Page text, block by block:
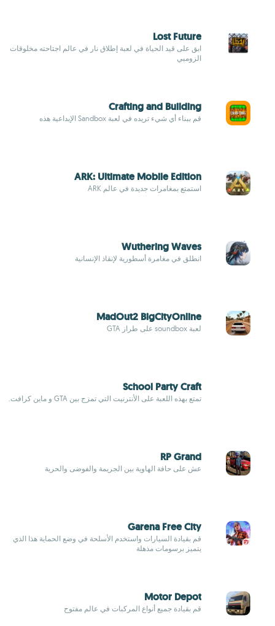
Lost Future
ابق على قيد الحياة في لعبة إطلاق نار في عالم اجتاحته مخلوقات
الزومبي
Crafting and Building
قم ببناء أي شيء تريده في لعبة Sandbox الإبداعية هذه
ARK: Ultimate Mobile Edition
استمتع بمغامرات جديدة في عالم ARK
Wuthering Waves
انطلق في مغامرة أسطورية لإنقاذ الإنسانية
MadOut2 BigCityOnline
لعبة soundbox على طراز GTA
School Party Craft
تمتع بهذه اللعبة على الأنترنيت التي تمزج بين GTA و ماين كرافت.
RP Grand
عش على حافة الهاوية بين الجريمة والفوضى والحرية
Garena Free City
قم بقيادة السيارات واستخدم الأسلحة في وضع الحماية هذا الذي
يتميز برسومات مذهلة
Motor Depot
قم بقيادة جميع أنواع المركبات في عالم مفتوح